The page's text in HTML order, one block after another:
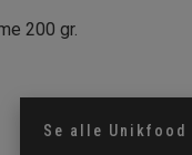
200 gr.
Se alle Unikfood